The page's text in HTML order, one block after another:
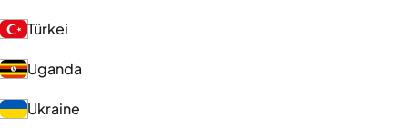
Türkei
Uganda
Ukraine